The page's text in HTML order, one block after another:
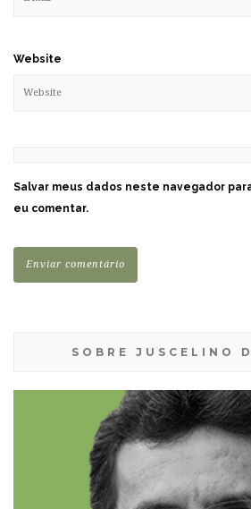
Website
Salvar meus dados neste navegador
eu comentar.
SOBRE JUSCELINO